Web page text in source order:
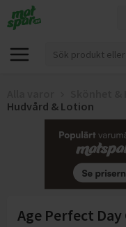
Hudvård & Lotion
Age Perfect Day